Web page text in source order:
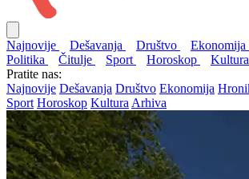
Najnovije Dešavanja Društvo Ekonomija
Politika
Čitulje Sport Horoskop Kultura
Pratite nas:
Najnovije Dešavanja Društvo Ekonomija
Sport Horoskop Kultura Arhiva